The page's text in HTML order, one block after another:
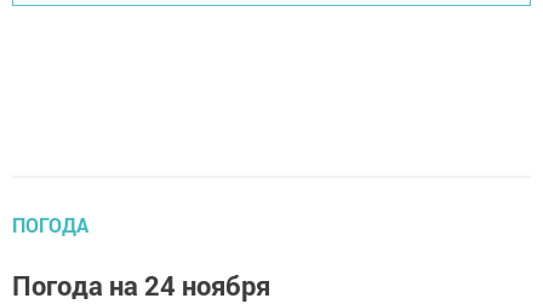
ПОГОДА
Погода на 24 ноября